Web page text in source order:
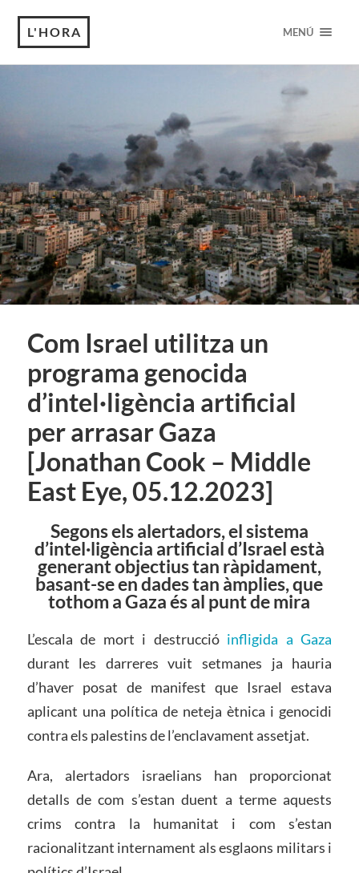
L'HORA MENÚ
Com Israel utilitza un
programa genocida
d’intel·ligència artificial
per arrasar Gaza
[Jonathan Cook – Middle
East Eye, 05.12.2023]
Segons els alertadors, el sistema
d’intel·ligència artificial d’Israel està
generant objectius tan ràpidament,
basant-se en dades tan àmplies, que
tothom a Gaza és al punt de mira
L’escala de mort i destrucció infligida a Gaza
durant les darreres vuit setmanes ja hauria
d’haver posat de manifest que Israel estava
aplicant una política de neteja ètnica i genocidi
contra els palestins de l’enclavament assetjat.
Ara, alertadors israelians han proporcionat
detalls de com s’estan duent a terme aquests
crims contra la humanitat i com s’estan
racionalitzant internament als esglaons militars i